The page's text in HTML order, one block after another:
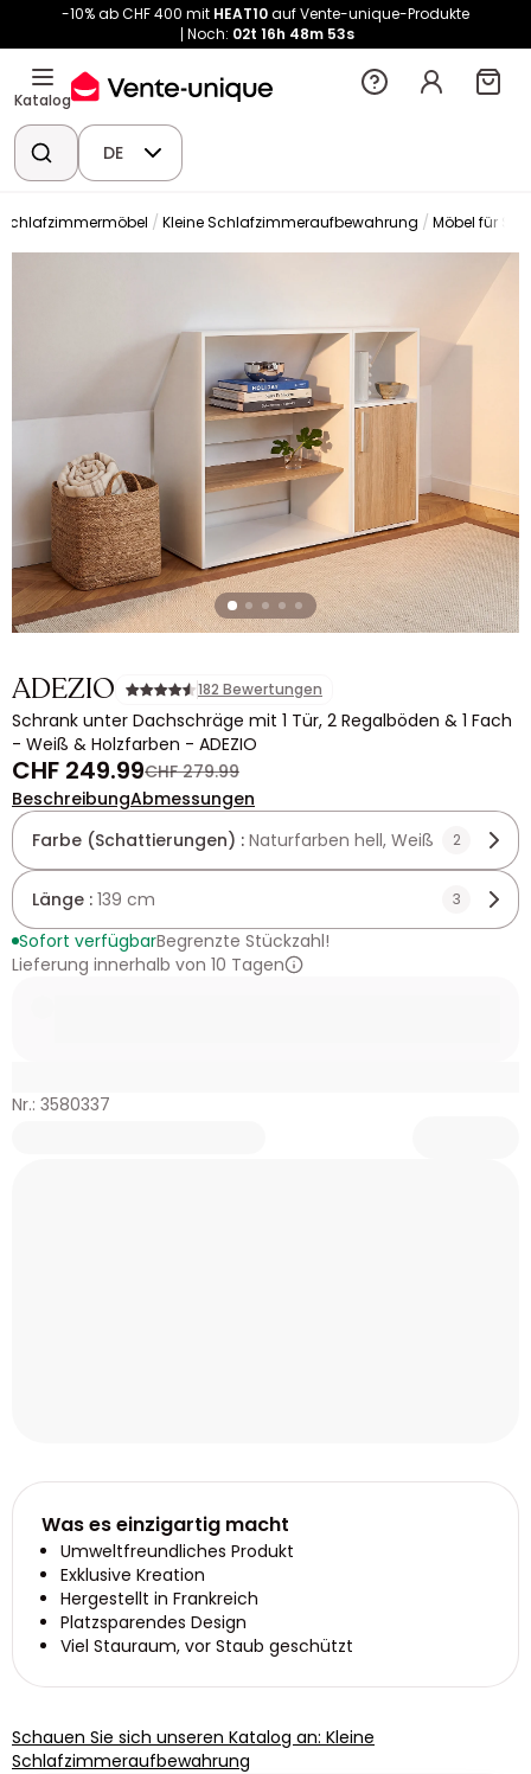
-10% ab CHF 400 mit HEAT10auf Vente-unique-Produkte
Noch: 02t 16h 48m 53s
Katalog
DE
Schlafzimmermöbel Kleine Schlafzimmeraufbewahrung Möbel für
ADEZIO 182 Bewertungen
Schrank unter Dachschräge mit 1 Tür, 2 Regalböden & 1 Fach
- Weiß & Holzfarben - ADEZIO
CHF 249.99CHF 279.99
BeschreibungAbmessungen
Farbe (Schattierungen) : Naturfarben hell, Weiß 2
Länge : 139 cm 3
Sofort verfügbarBegrenzte Stückzahl!
Lieferung innerhalb von 10 Tagen
Nr.: 3580337
Was es einzigartig macht
Umweltfreundliches Produkt
Exklusive Kreation
Hergestellt in Frankreich
Platzsparendes Design
Viel Stauraum, vor Staub geschützt
Schauen Sie sich unseren Katalog an: Kleine
Schlafzimmeraufbewahrung